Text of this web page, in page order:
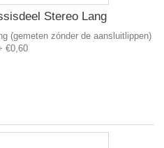
Stereo Lang
(gemeten zónder de aansluitlippen)
€0,60